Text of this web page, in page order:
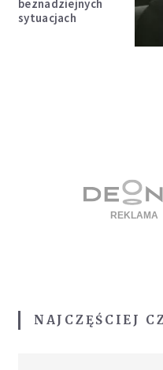
beznadziejnych
sytuacjach
NAJCZĘŚCIEJ